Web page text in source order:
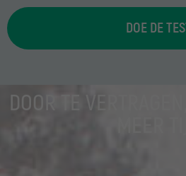
DOE DE
DOOR TE